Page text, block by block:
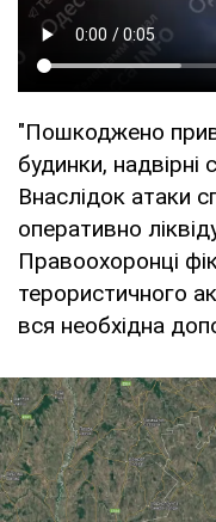
"Пошкоджено
будинки, надвірні
Внаслідок атаки
оперативно
Правоохоронці
терористичного
вся необхідна